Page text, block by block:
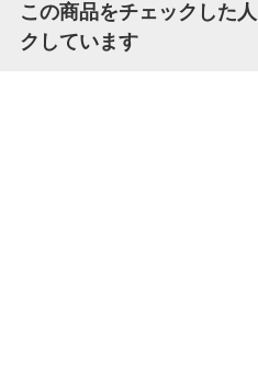
この商品をチェックした
クしています